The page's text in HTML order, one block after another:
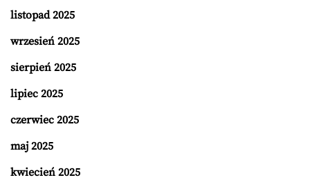
listopad 2025
wrzesień 2025
sierpień 2025
lipiec 2025
czerwiec 2025
maj 2025
kwiecień 2025